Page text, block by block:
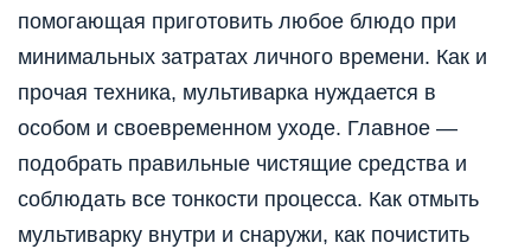
помогающая приготовить любое блюдо при
минимальных затратах личного времени. Как и
прочая техника, мультиварка нуждается в
особом и своевременном уходе. Главное —
подобрать правильные чистящие средства и
соблюдать все тонкости процесса. Как отмыть
мультиварку внутри и снаружи, как почистить